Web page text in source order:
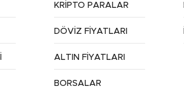
KRİPTO PARALAR
DÖVİZ FİYATLARI
ALTIN FİYATLARI
BORSALAR